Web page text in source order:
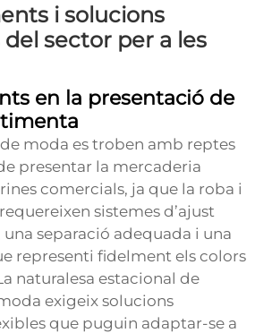
i solucions
sector per a les
en la presentació de
moda es troben amb reptes
presentar la mercaderia
comercials, ja que la roba i
sistemes d’ajust
separació adequada i una
representi fidelment els colors
naturalesa estacional de
exigeix solucions
que puguin adaptar-se a